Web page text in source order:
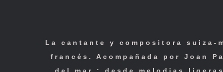
La cantante y compositora
francés. Acompañada por Joan